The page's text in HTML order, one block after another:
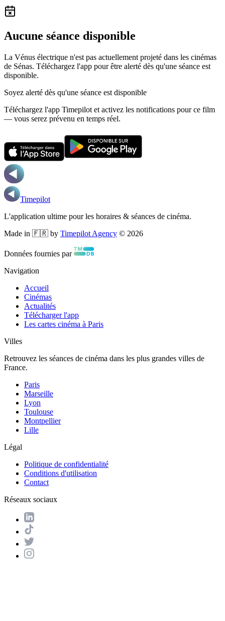
Aucune séance disponible
La Vénus électrique n'est pas actuellement projeté dans les cinémas
de Sénas. Téléchargez l'app pour être alerté dès qu'une séance est
disponible.
Soyez alerté dès qu'une séance est disponible
Téléchargez l'app Timepilot et activez les notifications pour ce film
— vous serez prévenu en temps réel.
Timepilot
L'application ultime pour les horaires & séances de cinéma.
Made in 🇫🇷 by Timepilot Agency © 2026
Données fournies par
Navigation
Accueil
Cinémas
Actualités
Télécharger l'app
Les cartes cinéma à Paris
Villes
Retrouvez les séances de cinéma dans les plus grandes villes de
France.
Paris
Marseille
Lyon
Toulouse
Montpellier
Lille
Légal
Politique de confidentialité
Conditions d'utilisation
Contact
Réseaux sociaux